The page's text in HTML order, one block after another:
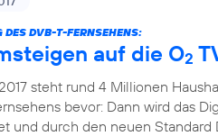
DES DVB-T-FERNSEHENS:
auf die O2
steht rund 4 Millionen
bevor: Dann wird das
und durch den neuen Standard